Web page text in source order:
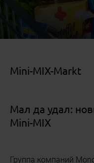
Mini-MIX-Markt
Мал да удал:
Mini-MIX
Группа компаний